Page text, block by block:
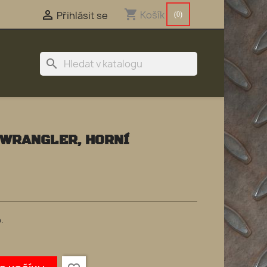
 Přihlásit se shopping_cart Košík (0)
search
HORNÍ